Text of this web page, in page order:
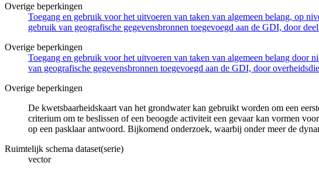
Overige beperkingen
Toegang en gebruik voor het uitvoeren van taken van algemeen belang, op
gebruik van geografische gegevensbronnen toegevoegd aan de GDI, door
Overige beperkingen
Toegang en gebruik voor het uitvoeren van taken van algemeen belang door
van geografische gegevensbronnen toegevoegd aan de GDI, door
Overige beperkingen
De kwetsbaarheidskaart van het grondwater kan gebruikt worden om een
criterium om te beslissen of een beoogde activiteit een gevaar kan vormen
op een pasklaar antwoord. Bijkomend onderzoek, waarbij onder meer de
Ruimtelijk schema dataset(serie)
vector